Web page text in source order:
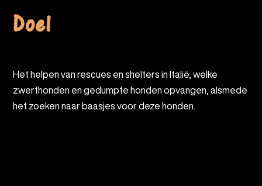
Doel
Het helpen van rescues en shelters in Italië, welke
zwerfhonden en gedumpte honden opvangen, alsmede
het zoeken naar baasjes voor deze honden.